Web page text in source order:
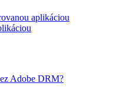
aplikáciou
Adobe DRM?